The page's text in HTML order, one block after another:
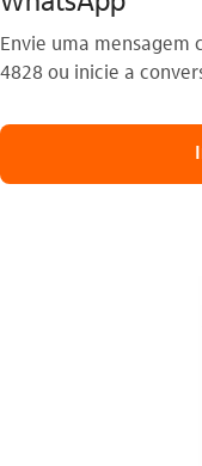
Envie uma
4828 ou inicie a